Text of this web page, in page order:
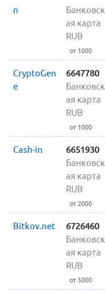
n
Банковск
ая карта
RUB
от 1000
CryptoGen
e
6647780
Банковск
ая карта
RUB
от 1000
Cash-in
6651930
Банковск
ая карта
RUB
от 2000
Bitkov.net
6726460
Банковск
ая карта
RUB
от 5000